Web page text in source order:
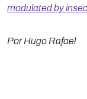
modulated by
Por Hugo Rafael